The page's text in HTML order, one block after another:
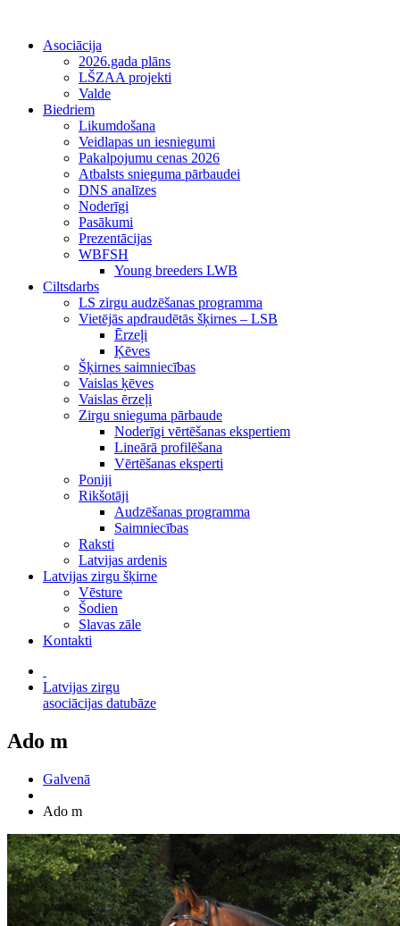
Asociācija
2026.gada plāns
LŠZAA projekti
Valde
Biedriem
Likumdošana
Veidlapas un iesniegumi
Pakalpojumu cenas 2026
Atbalsts snieguma pārbaudei
DNS analīzes
Noderīgi
Pasākumi
Prezentācijas
WBFSH
Young breeders LWB
Ciltsdarbs
LS zirgu audzēšanas programma
Vietējās apdraudētās šķirnes – LSB
Ērzeļi
Ķēves
Šķirnes saimniecības
Vaislas ķēves
Vaislas ērzeļi
Zirgu snieguma pārbaude
Noderīgi vērtēšanas ekspertiem
Lineārā profilēšana
Vērtēšanas eksperti
Poniji
Rikšotāji
Audzēšanas programma
Saimniecības
Raksti
Latvijas ardenis
Latvijas zirgu šķirne
Vēsture
Šodien
Slavas zāle
Kontakti
Latvijas zirgu
asociācijas datubāze
Ado m
Galvenā
Ado m